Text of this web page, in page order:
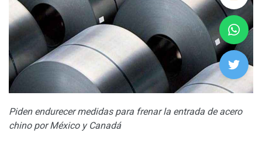
Piden endurecer medidas para frenar la entrada de acero
chino por México y Canadá